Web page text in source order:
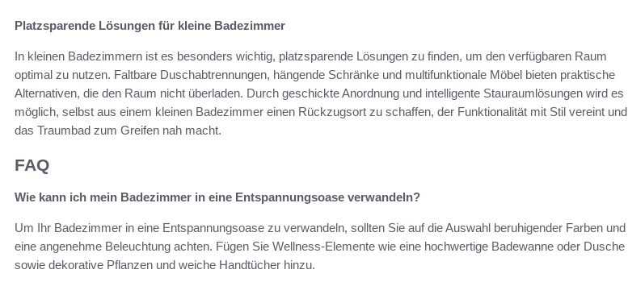
Platzsparende Lösungen für kleine Badezimmer
In kleinen Badezimmern ist es besonders wichtig, platzsparende Lösungen zu finden, um den verfügbaren Raum
optimal zu nutzen. Faltbare Duschabtrennungen, hängende Schränke und multifunktionale Möbel bieten praktische
Alternativen, die den Raum nicht überladen. Durch geschickte Anordnung und intelligente Stauraumlösungen wird es
möglich, selbst aus einem kleinen Badezimmer einen Rückzugsort zu schaffen, der Funktionalität mit Stil vereint und
das Traumbad zum Greifen nah macht.
FAQ
Wie kann ich mein Badezimmer in eine Entspannungsoase verwandeln?
Um Ihr Badezimmer in eine Entspannungsoase zu verwandeln, sollten Sie auf die Auswahl beruhigender Farben und
eine angenehme Beleuchtung achten. Fügen Sie Wellness-Elemente wie eine hochwertige Badewanne oder Dusche
sowie dekorative Pflanzen und weiche Handtücher hinzu.